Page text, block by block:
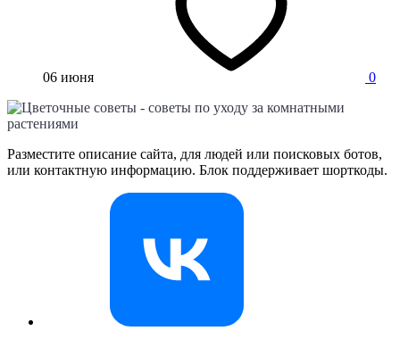
06 июня 0
Разместите описание сайта, для людей или поисковых ботов,
или контактную информацию. Блок поддерживает шорткоды.